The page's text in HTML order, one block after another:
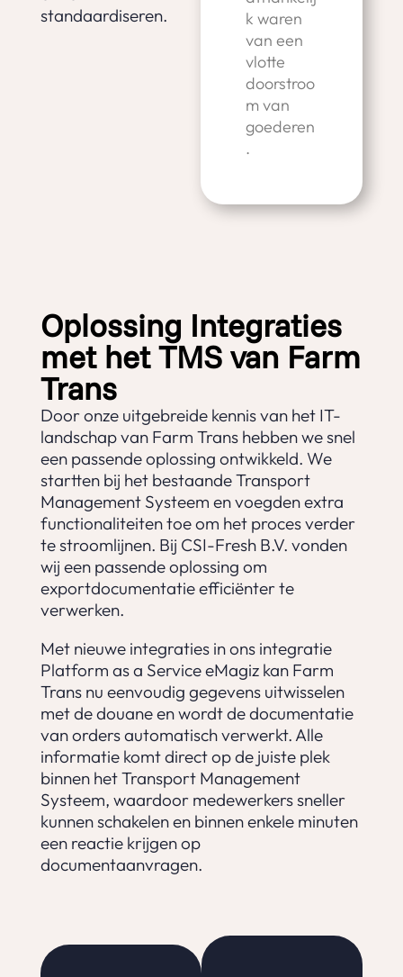
standaardiseren.
k waren
van een
vlotte
doorstroo
m van
goederen
.
Oplossing Integraties
met het TMS van Farm
Trans
Door onze uitgebreide kennis van het IT-
landschap van Farm Trans hebben we snel
een passende oplossing ontwikkeld. We
startten bij het bestaande Transport
Management Systeem en voegden extra
functionaliteiten toe om het proces verder
te stroomlijnen. Bij CSI-Fresh B.V. vonden
wij een passende oplossing om
exportdocumentatie efficiënter te
verwerken.
Met nieuwe integraties in ons integratie
Platform as a Service eMagiz kan Farm
Trans nu eenvoudig gegevens uitwisselen
met de douane en wordt de documentatie
van orders automatisch verwerkt. Alle
informatie komt direct op de juiste plek
binnen het Transport Management
Systeem, waardoor medewerkers sneller
kunnen schakelen en binnen enkele minuten
een reactie krijgen op
documentaanvragen.